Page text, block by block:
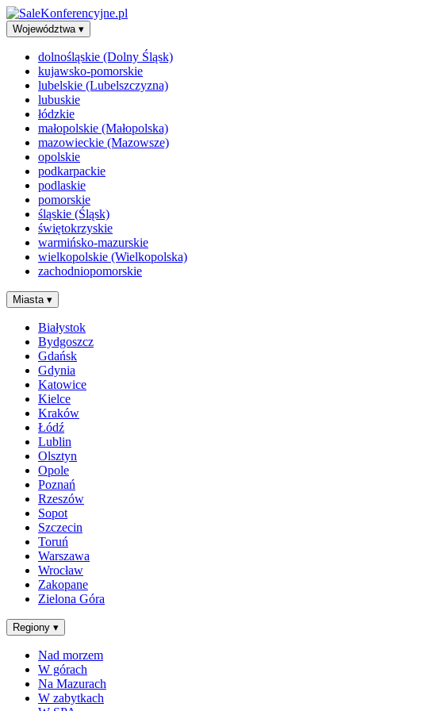
Województwa ▾
dolnośląskie (Dolny Śląsk)
kujawsko-pomorskie
lubelskie (Lubelszczyzna)
lubuskie
łódzkie
małopolskie (Małopolska)
mazowieckie (Mazowsze)
opolskie
podkarpackie
podlaskie
pomorskie
śląskie (Śląsk)
świętokrzyskie
warmińsko-mazurskie
wielkopolskie (Wielkopolska)
zachodniopomorskie
Miasta ▾
Białystok
Bydgoszcz
Gdańsk
Gdynia
Katowice
Kielce
Kraków
Łódź
Lublin
Olsztyn
Opole
Poznań
Rzeszów
Sopot
Szczecin
Toruń
Warszawa
Wrocław
Zakopane
Zielona Góra
Regiony ▾
Nad morzem
W górach
Na Mazurach
W zabytkach